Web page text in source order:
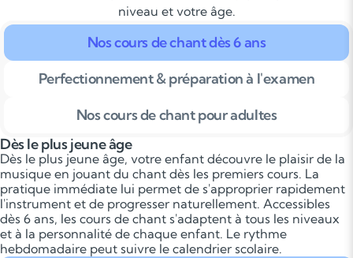
niveau et votre âge.
Nos cours de chant dès 6 ans
Perfectionnement & préparation à l'examen
Nos cours de chant pour adultes
Dès le plus jeune âge
Dès le plus jeune âge, votre enfant découvre le plaisir de la
musique en jouant du chant dès les premiers cours. La
pratique immédiate lui permet de s'approprier rapidement
l'instrument et de progresser naturellement. Accessibles
dès 6 ans, les cours de chant s'adaptent à tous les niveaux
et à la personnalité de chaque enfant. Le rythme
hebdomadaire peut suivre le calendrier scolaire.